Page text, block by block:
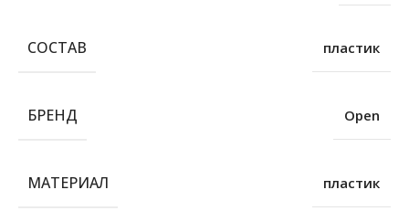
СОСТАВ пластик
БРЕНД Open
МАТЕРИАЛ пластик